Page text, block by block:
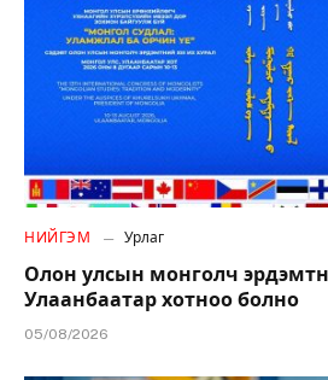
НИЙГЭМ Урлаг
Олон улсын монголч
Улаанбаатар хотноо болно
05/08/2026